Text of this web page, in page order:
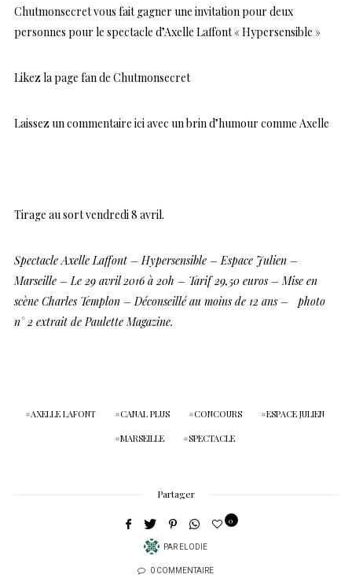
Chutmonsecret vous fait gagner une invitation pour deux
personnes pour le spectacle d’Axelle Laffont « Hypersensible »
Likezla page fan de Chutmonsecret
Laissez un commentaire iciavec un brin d’humour comme Axelle
Tirage au sort vendredi 8 avril.
Spectacle Axelle Laffont – Hypersensible – Espace Julien –
Marseille – Le 29 avril 2016 à 20h – Tarif 29,50 euros – Mise en
scène Charles Templon – Déconseillé au moins de 12 ans – photo
n° 2 extrait de Paulette Magazine.
AXELLE LAFONT CANAL PLUS CONCOURS ESPACE JULIEN
MARSEILLE SPECTACLE
Partager
PAR ELODIE
0
0 COMMENTAIRE